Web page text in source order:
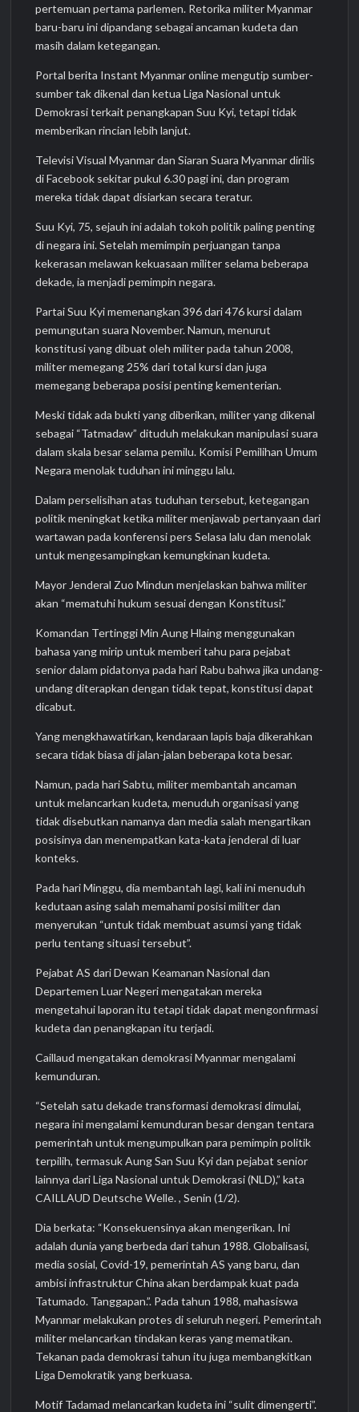
pertemuan pertama parlemen. Retorika militer Myanmar
baru-baru ini dipandang sebagai ancaman kudeta dan
masih dalam ketegangan.
Portal berita Instant Myanmar online mengutip sumber-
sumber tak dikenal dan ketua Liga Nasional untuk
Demokrasi terkait penangkapan Suu Kyi, tetapi tidak
memberikan rincian lebih lanjut.
Televisi Visual Myanmar dan Siaran Suara Myanmar dirilis
di Facebook sekitar pukul 6.30 pagi ini, dan program
mereka tidak dapat disiarkan secara teratur.
Suu Kyi, 75, sejauh ini adalah tokoh politik paling penting
di negara ini. Setelah memimpin perjuangan tanpa
kekerasan melawan kekuasaan militer selama beberapa
dekade, ia menjadi pemimpin negara.
Partai Suu Kyi memenangkan 396 dari 476 kursi dalam
pemungutan suara November. Namun, menurut
konstitusi yang dibuat oleh militer pada tahun 2008,
militer memegang 25% dari total kursi dan juga
memegang beberapa posisi penting kementerian.
Meski tidak ada bukti yang diberikan, militer yang dikenal
sebagai “Tatmadaw” dituduh melakukan manipulasi suara
dalam skala besar selama pemilu. Komisi Pemilihan Umum
Negara menolak tuduhan ini minggu lalu.
Dalam perselisihan atas tuduhan tersebut, ketegangan
politik meningkat ketika militer menjawab pertanyaan dari
wartawan pada konferensi pers Selasa lalu dan menolak
untuk mengesampingkan kemungkinan kudeta.
Mayor Jenderal Zuo Mindun menjelaskan bahwa militer
akan “mematuhi hukum sesuai dengan Konstitusi.”
Komandan Tertinggi Min Aung Hlaing menggunakan
bahasa yang mirip untuk memberi tahu para pejabat
senior dalam pidatonya pada hari Rabu bahwa jika undang-
undang diterapkan dengan tidak tepat, konstitusi dapat
dicabut.
Yang mengkhawatirkan, kendaraan lapis baja dikerahkan
secara tidak biasa di jalan-jalan beberapa kota besar.
Namun, pada hari Sabtu, militer membantah ancaman
untuk melancarkan kudeta, menuduh organisasi yang
tidak disebutkan namanya dan media salah mengartikan
posisinya dan menempatkan kata-kata jenderal di luar
konteks.
Pada hari Minggu, dia membantah lagi, kali ini menuduh
kedutaan asing salah memahami posisi militer dan
menyerukan “untuk tidak membuat asumsi yang tidak
perlu tentang situasi tersebut”.
Pejabat AS dari Dewan Keamanan Nasional dan
Departemen Luar Negeri mengatakan mereka
mengetahui laporan itu tetapi tidak dapat mengonfirmasi
kudeta dan penangkapan itu terjadi.
Caillaud mengatakan demokrasi Myanmar mengalami
kemunduran.
“Setelah satu dekade transformasi demokrasi dimulai,
negara ini mengalami kemunduran besar dengan tentara
pemerintah untuk mengumpulkan para pemimpin politik
terpilih, termasuk Aung San Suu Kyi dan pejabat senior
lainnya dari Liga Nasional untuk Demokrasi (NLD),” kata
CAILLAUD Deutsche Welle. , Senin (1/2).
Dia berkata: “Konsekuensinya akan mengerikan. Ini
adalah dunia yang berbeda dari tahun 1988. Globalisasi,
media sosial, Covid-19, pemerintah AS yang baru, dan
ambisi infrastruktur China akan berdampak kuat pada
Tatumado. Tanggapan.”. Pada tahun 1988, mahasiswa
Myanmar melakukan protes di seluruh negeri. Pemerintah
militer melancarkan tindakan keras yang mematikan.
Tekanan pada demokrasi tahun itu juga membangkitkan
Liga Demokratik yang berkuasa.
Motif Tadamad melancarkan kudeta ini “sulit dimengerti”.